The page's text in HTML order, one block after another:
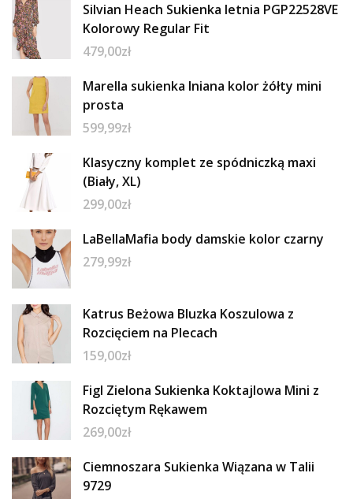
Silvian Heach Sukienka letnia PGP22528VE
Kolorowy Regular Fit
479,00zł
Marella sukienka lniana kolor żółty mini
prosta
599,99zł
Klasyczny komplet ze spódniczką maxi
(Biały, XL)
299,00zł
LaBellaMafia body damskie kolor czarny
279,99zł
Katrus Beżowa Bluzka Koszulowa z
Rozcięciem na Plecach
159,00zł
Figl Zielona Sukienka Koktajlowa Mini z
Rozciętym Rękawem
269,00zł
Ciemnoszara Sukienka Wiązana w Talii
9729